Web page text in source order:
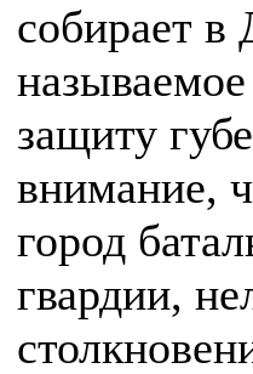
собирает в
защиту
внимание,
город
гвардии,